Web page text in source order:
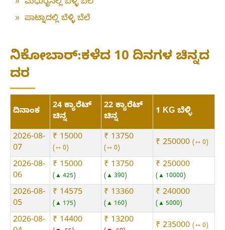
» ಮಧುರೈನಲ್ಲಿ ಬೆಳ್ಳಿ ಬೆಲೆ
» ಪಾಟ್ನಾದಲ್ಲಿ ಬೆಳ್ಳಿ ಬೆಲೆ
ನಿಕೋಬಾರ್:ಕಳೆದ 10 ದಿನಗಳ ಚಿನ್ನದ
ದರ
ದಿನಾಂಕ
24 ಕ್ಯಾರೆಟ್
ಚಿನ್ನ
22 ಕ್ಯಾರೆಟ್
ಚಿನ್ನ
1 KG ಬೆಳ್ಳಿ
2026-08-
07
₹ 15000
⇿ 0
₹ 13750
⇿ 0 ₹ 250000 ⇿ 0
2026-08-
06
₹ 15000
▲ 425
₹ 13750
▲ 390
₹ 250000
▲ 10000
2026-08-
05
₹ 14575
▲ 175
₹ 13360
▲ 160
₹ 240000
▲ 5000
2026-08-
₹ 14400 ₹ 13200 ₹ 235000 ⇿ 0